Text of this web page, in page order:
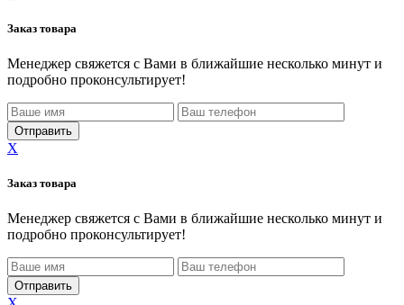
Заказ товара
Менеджер свяжется с Вами в ближайшие несколько минут и
подробно проконсультирует!
X
Заказ товара
Менеджер свяжется с Вами в ближайшие несколько минут и
подробно проконсультирует!